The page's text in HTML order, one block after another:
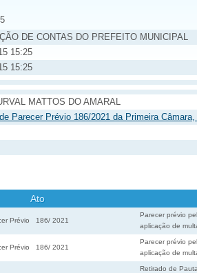
DE CONTAS DO PREFEITO MUNICIPAL
15:25
15:25
MATTOS DO AMARAL
Parecer Prévio 186/2021 da Primeira
Ato
Prévio 186/ 2021
Parecer prévio
aplicação de
Prévio 186/ 2021
Parecer prévio
aplicação de
Retirado de